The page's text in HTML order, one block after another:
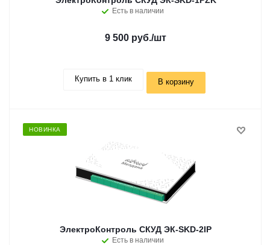
Есть в наличии
9 500 руб./шт
Купить в 1 клик В корзину
НОВИНКА
ЭлектроКонтроль СКУД ЭК-SKD-2IP
Есть в наличии